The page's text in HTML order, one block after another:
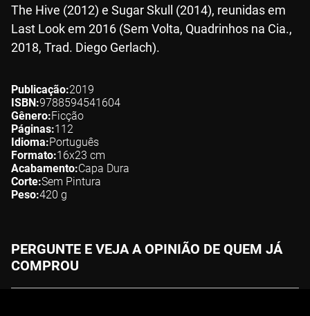
The Hive (2012) e Sugar Skull (2014), reunidas em
Last Look em 2016 (Sem Volta, Quadrinhos na Cia.,
2018, Trad. Diego Gerlach).
Publicação 2019
ISBN 9788594541604
Gênero Ficção
Páginas 112
Idioma Português
Formato 16x23 cm
Acabamento Capa Dura
Corte Sem Pintura
Peso 420 g
PERGUNTE E VEJA A OPINIÃO DE QUEM JÁ
COMPROU